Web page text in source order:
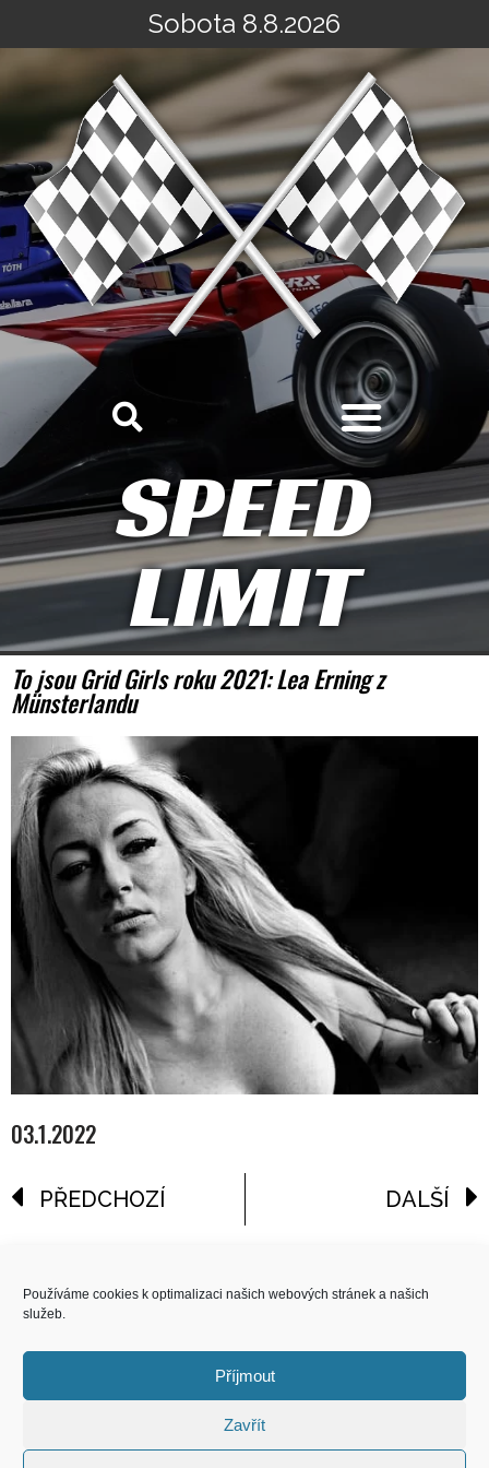
Používáme cookies k optimalizaci našich webových stránek a našich
služeb.
Příjmout
Zavřít
na
Sobota 8.8.2026
SPEED
LIMIT
To jsou Grid Girls roku 2021: Lea Erning z
Münsterlandu
03.1.2022
PŘEDCHOZÍ DALŠÍ
COPYRIGHT
© 2026 Speed Limit,
All Rights Reserved